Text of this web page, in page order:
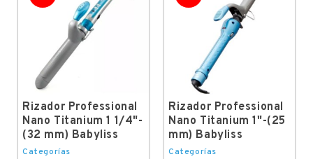
Rizador Professional
Nano Titanium 1 1/4"-
(32 mm) Babyliss
Categorías
Rizador Professional
Nano Titanium 1"-(25
mm) Babyliss
Categorías